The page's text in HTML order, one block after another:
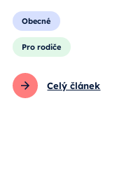
Obecné
Pro rodiče
Celý článek